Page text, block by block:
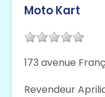
Moto Kart
173 avenue
Revendeur